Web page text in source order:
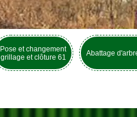
Pose et changement
grillage et clôture 61
Abattage